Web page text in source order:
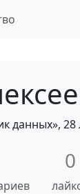
данных», 28
0